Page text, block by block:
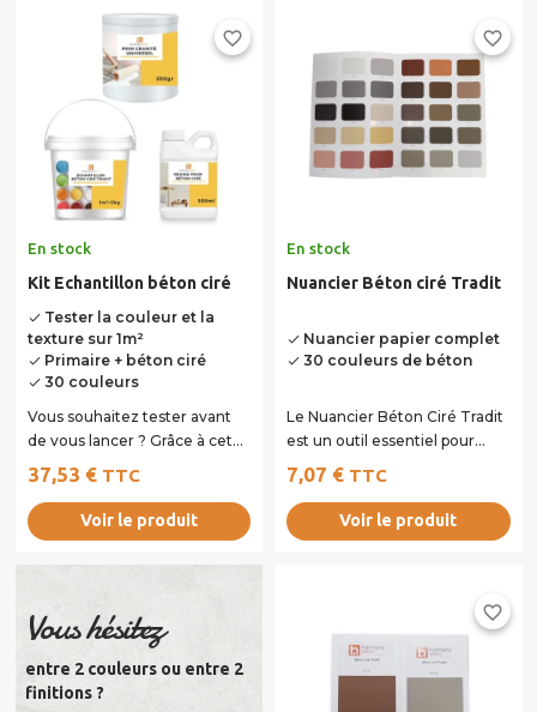
favorite_border
En stock
Kit Echantillon béton ciré
doneTester la couleur et la
texture sur 1m²
donePrimaire + béton ciré
done30 couleurs
Vous souhaitez tester avant
de vous lancer ? Grâce à cet
échantillon de béton ciré,
vous pouvez...
37,53 € TTC
Voir le produit
favorite_border
En stock
Nuancier Béton ciré Tradit
done Nuancier papier complet
done 30 couleurs de béton
Le Nuancier Béton Ciré Tradit
est un outil essentiel pour
tous vos projets de rénovation
et...
7,07 € TTC
Voir le produit
Vous hésitez
entre 2 couleurs ou entre 2
finitions ?
favorite_border